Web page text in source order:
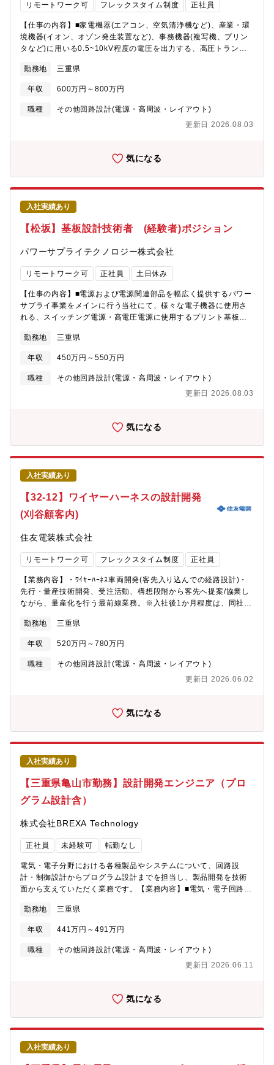
リモートワーク可 フレックスタイム制度 正社員
【仕事の内容】■家電機器(エアコン、空気清浄機など)、産業・環
境機器(イオン、オゾン発生装置など)、事務機器(複写機、プリン
タなど)に用いる0.5~10kV程度の電圧を出力する、高圧トランス
容一例】■お客様の要求する入出力仕様に合わせた、高圧トランス
仕様の提案及び設計・開発業務■高圧トランスを構成する、樹脂成
型ボビン、フェライトコア等の構造設計・開発業務■高圧トランス
の商品化・量産化業務【魅力】国内の複写機メーカに高圧電源を
ー高圧トランス設計課（課長）ー高圧トランス設計１係、高圧ト
浄機など)、産業・環境機器(イオン、オゾン発生装置など)、事務
機器(複写機、プリンタなど)に用いる0.5~10kV程度の電圧を出力
する、高圧トランスの設計・開発業務をお任せします。【企業・
求人の特色】■パナソニック(株)から車載向けを除く電源・電源関
連部品の開発・製造・販売事業譲受を受け誕生した企業■高圧電源
市場にて国内トップクラスのシェアを誇る電源メーカー
勤務地 三重県
年収 600万円～800万円
職種
その他回路設計(電源・高周波・レイアウト)
更新日 2026.08.03
気になる
入社実績あり
【松坂】基板設計技術者 (経験者)ポジション
パワーサプライテクノロジー株式会社
リモートワーク可 正社員 土日休み
【仕事の内容】■電源および電源関連部品を幅広く提供するパワー
サプライ事業をメインに行う当社にて、様々な電子機器に使用さ
れる、スイッチング電源・高電圧電源に使用するプリント基板の
を用いた形状・効率・温度上昇特性に優れた、お客様の要求仕様
を満たすプリント基板のパターン設計【魅力】一生ものの設計ス
キルを身に着けることができ、電源基板設計のプロへ成長できる
環境です。課題対策や社内外の折衝など大変な部分もあります
産実現できた際の達成感と満足感が大きい仕事です。【募集背
属先情報】■技術２部（部長）ー電源構造設計課（課長）ー電源構
造設計係【企業・求人の特色】■パナソニック(株)から車載向けを
除く電源・電源関連部品の開発・製造・販売事業譲受を受け誕生
した企業■高圧電源市場にて国内トップクラスのシェアを誇る電源
メーカー
勤務地 三重県
年収 450万円～550万円
職種
その他回路設計(電源・高周波・レイアウト)
更新日 2026.08.03
気になる
入社実績あり
【32-12】ワイヤーハーネスの設計開発
(刈谷顧客内)
住友電装株式会社
リモートワーク可 フレックスタイム制度 正社員
【業務内容】・ﾜｲﾔｰﾊｰﾈｽ車両開発(客先入り込んでの経路設計)・
先行・量産技術開発、受注活動、構想段階から客先へ提案/協業し
ながら、量産化を行う最前線業務。※入社後1か月程度は、同社刈
メージ】3年を目途に担当として開発の構想から量産までの設計業
務を経験し顧客の思想や仕事の進め方を学びます。その後、設計
主担当として設計業務全般を担当。また小チームのリーダーとし
て業務を進めマネジメントを習得して頂きます。【採用背景・Ｐ
設計業務が経験でき、国内外の顧客に対しグローバルに活躍出来
勤務地 三重県
年収 520万円～780万円
職種
その他回路設計(電源・高周波・レイアウト)
更新日 2026.06.02
気になる
入社実績あり
【三重県亀山市勤務】設計開発エンジニア（プロ
グラム設計含）
株式会社BREXA Technology
正社員 未経験可 転勤なし
電気・電子分野における各種製品やシステムについて、回路設
計・制御設計からプログラム設計までを担当し、製品開発を技術
面から支えていただく業務です。【業務内容】■電気・電子回路設
回路などの設計を行っていただきます。■制御・プログラム設計マ
イコンや制御装置向けのプログラムを作成し、製品が安定して動
作するよう制御を実装します。■仕様検討・設計評価要求仕様をも
とに設計内容を検討し、評価・検証を通じて設計の妥当性を確認
行い、発生した課題を設計へ反映しながら完成度を高めます。■関
品質を考慮した設計を進めていただきます。【PR】◎設計からプ
ログラムまで一貫して携わっていただくことで、電気・電子分野
における幅広く実践的な技術力を身につけていただけます。◎社
会インフラや産業を支える製品開発に関わることで、技術を通じ
た社会貢献を実感していただけます。◎高度な技術と品質が求め
られる環境の中で経験を積むことで、エンジニアとして着実な成
勤務地 三重県
年収 441万円～491万円
職種
その他回路設計(電源・高周波・レイアウト)
更新日 2026.06.11
気になる
入社実績あり